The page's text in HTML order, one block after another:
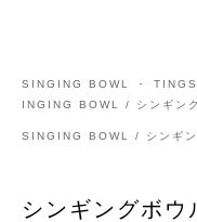
SINGING BOWL ・
INGING BOWL / シンギン
SINGING BOWL / シンギン
シンギングボ